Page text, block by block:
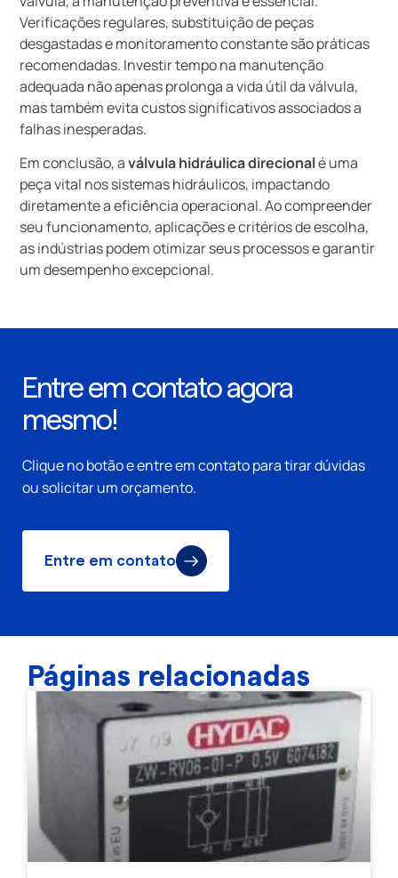
Verificações regulares, substituição de peças
desgastadas e monitoramento constante são práticas
recomendadas. Investir tempo na manutenção
adequada não apenas prolonga a vida útil da válvula,
mas também evita custos significativos associados a
falhas inesperadas.
Em conclusão, aválvula hidráulica direcionalé uma
peça vital nos sistemas hidráulicos, impactando
diretamente a eficiência operacional. Ao compreender
seu funcionamento, aplicações e critérios de escolha,
as indústrias podem otimizar seus processos e garantir
um desempenho excepcional.
Entre em contato agora
mesmo!
Clique no botão e entre em contato para tirar dúvidas
ou solicitar um orçamento.
Entre em contato
Páginas relacionadas